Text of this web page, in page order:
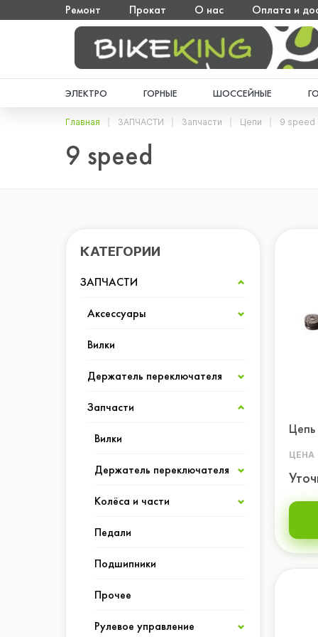
Ремонт Прокат О нас Оплата и
ЭЛЕКТРО ГОРНЫЕ ШОССЕЙНЫЕ
Главная ЗАПЧАСТИ Запчасти Цепи 9 speed
9 speed
КАТЕГОРИИ
ЗАПЧАСТИ
Аксессуары
Багажники
Велоспидометры
Беспроводные
Проводные
Грипсы, обмотка руля
Грипсы
Обмотка руля
Детские велокресла
Замки
Кодовые
На ключ
Защиты
Звуковые сигналы
Звонки
Сигналы
Зеркала
Корзины
Насосы
Вилки
Держатель переключателя
Литой
Фрезерованный
Запчасти
Вилки
Держатель переключателя
Литой
Фрезерованный
Колёса и части
Втулки
Колёса
Оси
Спицы
Педали
Подшипники
Прочее
Рулевое управление
Цепь
ЦЕНА